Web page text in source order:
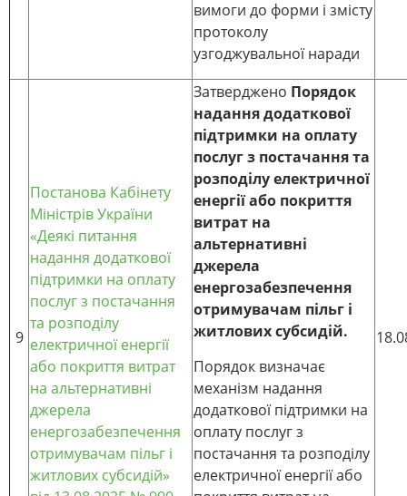
вимоги до форми і змісту
протоколу
узгоджувальної наради
9
Постанова Кабінету
Міністрів України
«Деякі питання
надання додаткової
підтримки на оплату
послуг з постачання
та розподілу
електричної енергії
або покриття витрат
на альтернативні
джерела
енергозабезпечення
отримувачам пільг і
житлових субсидій»
Затверджено Порядок
надання додаткової
підтримки на оплату
послуг з постачання та
розподілу електричної
енергії або покриття
витрат на
альтернативні
джерела
енергозабезпечення
отримувачам пільг і
житлових субсидій.
Порядок визначає
механізм надання
додаткової підтримки на
оплату послуг з
постачання та розподілу
електричної енергії або